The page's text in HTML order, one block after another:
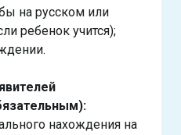
на русском или
ребенок учится);
нахождения на